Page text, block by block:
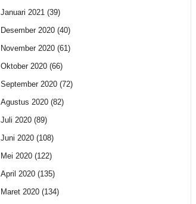
Januari 2021 (39)
Desember 2020(40)
November 2020(61)
Oktober 2020(66)
September 2020(72)
Agustus 2020(82)
Juli 2020(89)
Juni 2020(108)
Mei 2020(122)
April 2020(135)
Maret 2020(134)